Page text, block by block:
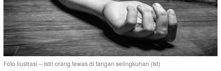
Foto ilustrasi – Istri orang tewas di tangan selingkuhan (Ist)